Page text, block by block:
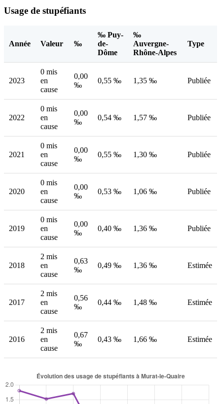
Usage de stupéfiants
Année Valeur ‰
‰ Puy-
de-
Dôme
‰
Auvergne-
Rhône-Alpes
Type
2023
0 mis
en
cause
0,00
‰
0,55 ‰ 1,35 ‰ Publiée
2022
0 mis
en
cause
0,00
‰
0,54 ‰ 1,57 ‰ Publiée
2021
0 mis
en
cause
0,00
‰
0,55 ‰ 1,30 ‰ Publiée
2020
0 mis
en
cause
0,00
‰
0,53 ‰ 1,06 ‰ Publiée
2019
0 mis
en
cause
0,00
‰
0,40 ‰ 1,36 ‰ Publiée
2018
2 mis
en
cause
0,63
‰
0,49 ‰ 1,36 ‰ Estimée
2017
2 mis
en
cause
0,56
‰
0,44 ‰ 1,48 ‰ Estimée
2016
2 mis
en
cause
0,67
‰
0,43 ‰ 1,66 ‰ Estimée